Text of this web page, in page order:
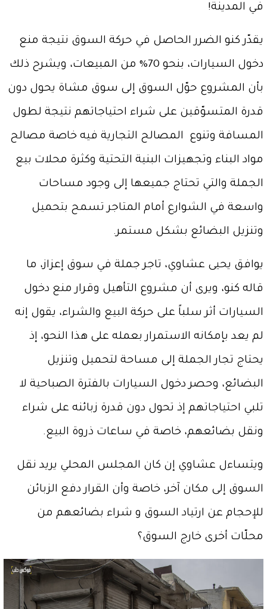
في المدينة!
يقدّر كنو الضرر الحاصل في حركة السوق نتيجة منع
دخول السيارات، بنحو 70% من المبيعات، ويشرح ذلك
بأن المشروع حوّل السوق إلى سوق مشاة يحول دون
قدرة المتسوّقين على شراء احتياجاتهم نتيجة لطول
المسافة وتنوع المصالح التجارية فيه خاصة مصالح
مواد البناء وتجهيزات البنية التحتية وكثرة محلات بيع
الجملة والتي تحتاج جميعها إلى وجود مساحات
واسعة في الشوارع أمام المتاجر تسمح بتحميل
وتنزيل البضائع بشكل مستمر.
يوافق يحيى عشاوي، تاجر جملة في سوق إعزاز، ما
قاله كنو، ويرى أن مشروع التأهيل وقرار منع دخول
السيارات أثر سلباً على حركة البيع والشراء، يقول إنه
لم يعد بإمكانه الاستمرار بعمله على هذا النحو، إذ
يحتاج تجار الجملة إلى مساحة لتحميل وتنزيل
البضائع، وحصر دخول السيارات بالفترة الصباحية لا
تلبي احتياجاتهم إذ تحول دون قدرة زبائنه على شراء
ونقل بضائعهم، خاصة في ساعات ذروة البيع.
ويتساءل عشاوي إن كان المجلس المحلي يريد نقل
السوق إلى مكان آخر، خاصة وأن القرار دفع الزبائن
للإحجام عن ارتياد السوق و شراء بضائعهم من
محلّات أخرى خارج السوق؟